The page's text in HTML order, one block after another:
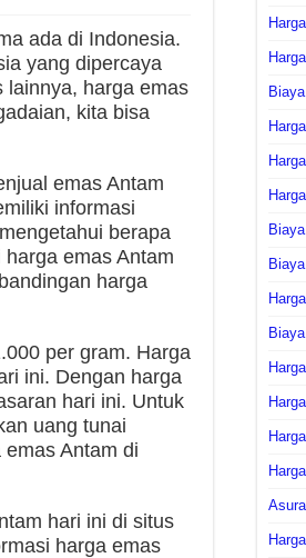
ada di Indonesia.
yang dipercaya
lainnya, harga emas
kita bisa
emas Antam
informasi
berapa
emas Antam
harga
per gram. Harga
ini. Dengan harga
hari ini. Untuk
uang tunai
Antam di
hari ini di situs
harga emas